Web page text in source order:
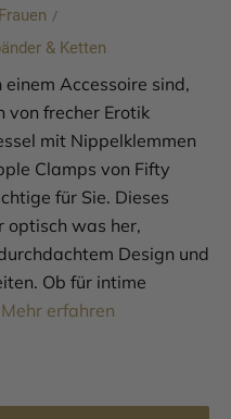
/
& Ketten
Accessoire sind,
von frecher Erotik
mit Nippelklemmen
Clamps von Fifty
für Sie. Dieses
optisch was her,
Design und
Ob für intime
Mehr erfahren